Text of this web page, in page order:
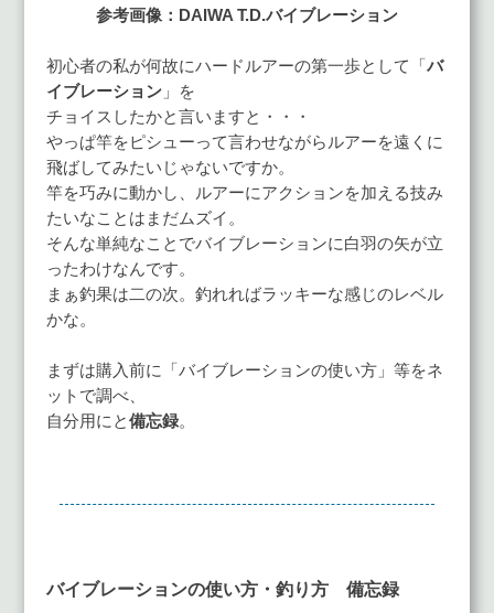
参考画像：DAIWA T.D.バイブレーション
初心者の私が何故にハードルアーの第一歩として「 バ
イブレーション 」を
チョイスしたかと言いますと・・・
やっぱ竿をピシューって言わせながらルアーを遠くに
飛ばしてみたいじゃないですか。
竿を巧みに動かし、ルアーにアクションを加える技み
たいなことはまだムズイ。
そんな単純なことでバイブレーションに白羽の矢が立
ったわけなんです。
まぁ釣果は二の次。釣れればラッキーな感じのレベル
かな。
まずは購入前に「バイブレーションの使い方」等をネ
ットで調べ、
自分用にと備忘録。
バイブレーションの使い方・釣り方 備忘録